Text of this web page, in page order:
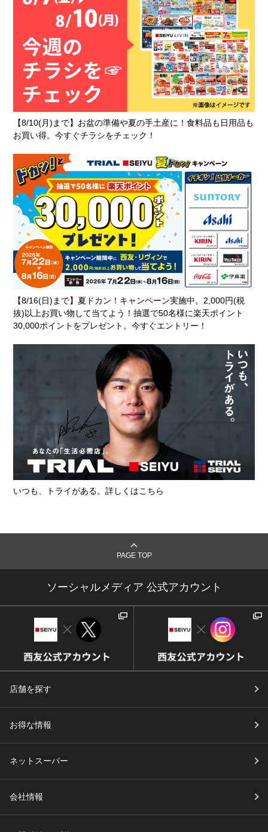
【8/10(月)まで】お盆の準備や夏の手土産に！食料品も日用品も
お買い得。今すぐチラシをチェック！
【8/16(日)まで】夏ドカン！キャンペーン実施中。2,000円(税
抜)以上お買い物して当てよう！抽選で50名様に楽天ポイント
30,000ポイントをプレゼント。今すぐエントリー！
いつも、トライがある。詳しくはこちら
PAGE TOP
ソーシャルメディア 公式アカウント
店舗を探す
お得な情報
ネットスーパー
会社情報